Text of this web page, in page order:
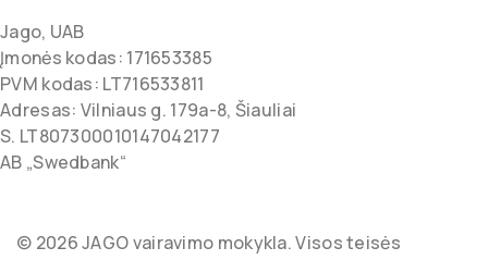
Jago, UAB
Įmonės kodas: 171653385
PVM kodas: LT716533811
Adresas: Vilniaus g. 179a-8, Šiauliai
S. LT807300010147042177
AB „Swedbank“
© 2026JAGO vairavimo mokykla. Visos teisės